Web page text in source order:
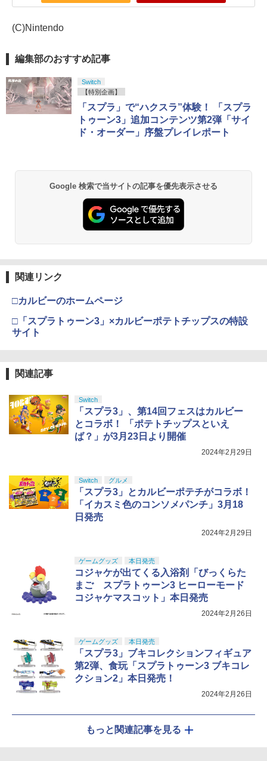
(C)Nintendo
編集部のおすすめ記事
Switch
【特別企画】
「スプラ」で“ハクスラ”体験！ 「スプラ
トゥーン3」追加コンテンツ第2弾「サイ
ド・オーダー」序盤プレイレポート
Google 検索で当サイトの記事を優先表示させる
関連リンク
□カルビーのホームページ
□「スプラトゥーン3」×カルビーポテトチップスの特設
サイト
関連記事
Switch
「スプラ3」、第14回フェスはカルビー
とコラボ！ 「ポテトチップスといえ
ば？」が3月23日より開催
2024年2月29日
Switch グルメ
「スプラ3」とカルビーポテチがコラボ！
「イカスミ色のコンソメパンチ」3月18
日発売
2024年2月29日
ゲームグッズ 本日発売
コジャケが出てくる入浴剤「びっくらた
まご スプラトゥーン3 ヒーローモード
コジャケマスコット」本日発売
2024年2月26日
ゲームグッズ 本日発売
「スプラ3」ブキコレクションフィギュア
第2弾、食玩「スプラトゥーン3 ブキコレ
クション2」本日発売！
2024年2月26日
もっと関連記事を見る